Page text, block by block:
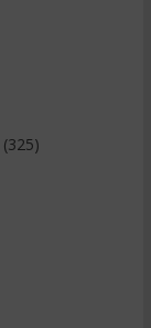
(325)